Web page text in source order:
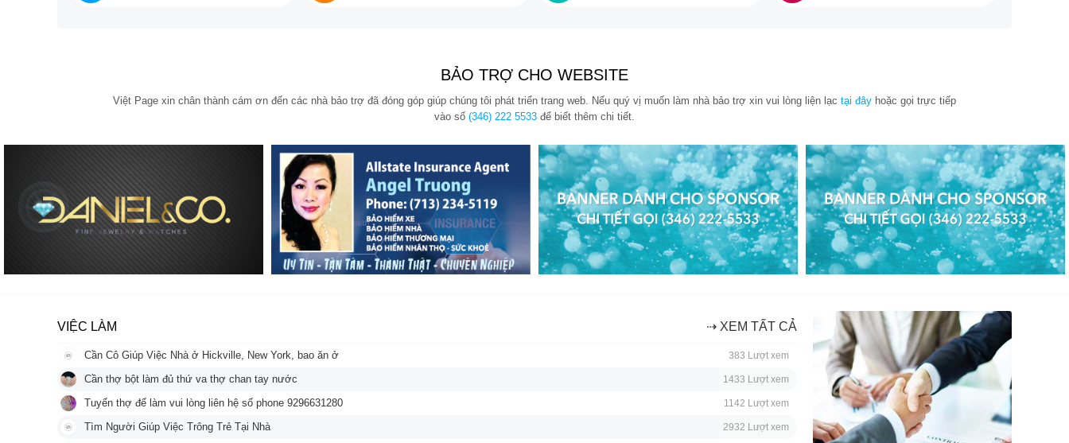
BẢO TRỢ CHO WEBSITE
Việt Page xin chân thành cám ơn đến các nhà bảo trợ đã đóng góp giúp chúng tôi phát triển trang web. Nếu quý vị muốn làm nhà bảo trợ xin vui lòng liện lạc tại đâyhoặc gọi trực tiếp
vào số (346) 222 5533để biết thêm chi tiết.
VIỆC LÀM ⇢ XEM TẤT CẢ
Cần Cô Giúp Việc Nhà ở Hickville, New York, bao ăn ở 383 Lượt xem
Cần thợ bột làm đủ thứ va thợ chan tay nước 1433 Lượt xem
Tuyển thợ để làm vui lòng liên hệ số phone 9296631280 1142 Lượt xem
Tìm Người Giúp Việc Trông Trẻ Tại Nhà 2932 Lượt xem